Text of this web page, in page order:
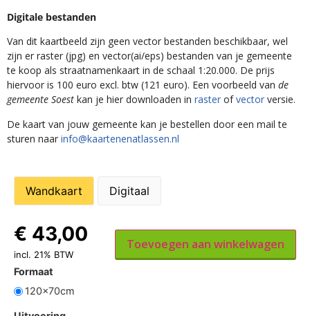
Digitale bestanden
Van dit kaartbeeld zijn geen vector bestanden beschikbaar, wel
zijn er raster (jpg) en vector(ai/eps) bestanden van je gemeente
te koop als straatnamenkaart in de schaal 1:20.000. De prijs
hiervoor is 100 euro excl. btw (121 euro). Een voorbeeld van de
gemeente Soest kan je hier downloaden in raster ofvector versie.
De kaart van jouw gemeente kan je bestellen door een mail te
sturen naar info@kaartenenatlassen.nl
Wandkaart Digitaal
Formaat
120x70cm
€ 43,00
incl. 21% BTW
Toevoegen aan winkelwagen